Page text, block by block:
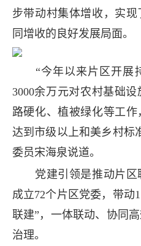
步带动村集体增收，实
同增收的良好发展局面。
“今年以来片区开展
3000余万元对农村基础
路硬化、植被绿化等工
达到市级以上和美乡村标
委员宋海泉说道。
党建引领是推动片区
成立72个片区党委，带动
联建”，一体联动、协同
治理。